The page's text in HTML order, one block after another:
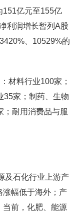
151亿元至155亿
利润增长暂列A股
、10529%的
材料行业100家；
35家；制药、生物
；耐用消费品与服
及石化行业上游产
涨幅低于海外；产
当前，化肥、能源